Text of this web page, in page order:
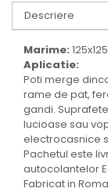
Descriere
Marime:
Aplicatie:
Poti merge
rame de pat,
gandi.
lucioase sau
electrocasnice
Pachetul este
autocolantelor
Fabricat in